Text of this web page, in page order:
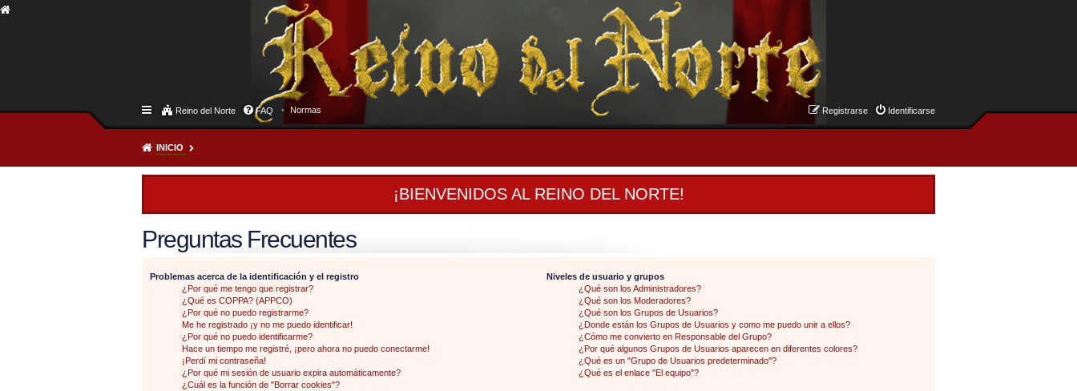
Reino del Norte FAQ Normas Identificarse
Registrarse
INICIO
¡BIENVENIDOS AL REINO DEL NORTE!
Preguntas Frecuentes
Problemas acerca de la identificación y el registro
¿Por qué me tengo que registrar?
¿Qué es COPPA? (APPCO)
¿Por qué no puedo registrarme?
Me he registrado ¡y no me puedo identificar!
¿Por qué no puedo identificarme?
Hace un tiempo me registré, ¡pero ahora no puedo conectarme!
¡Perdí mi contraseña!
¿Por qué mi sesión de usuario expira automáticamente?
¿Cuál es la función de "Borrar cookies"?
Niveles de usuario y grupos
¿Qué son los Administradores?
¿Qué son los Moderadores?
¿Qué son los Grupos de Usuarios?
¿Donde están los Grupos de Usuarios y como me puedo unir a ellos?
¿Cómo me convierto en Responsable del Grupo?
¿Por qué algunos Grupos de Usuarios aparecen en diferentes colores?
¿Qué es un "Grupo de Usuarios predeterminado"?
¿Qué es el enlace "El equipo"?